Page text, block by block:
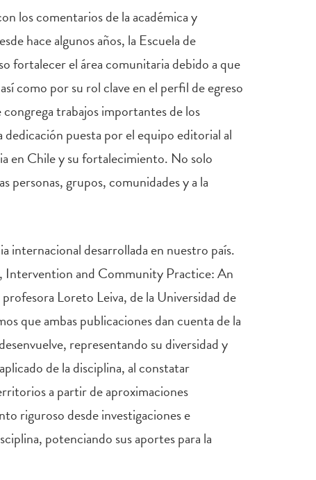
los comentarios de la académica y
hace algunos años, la Escuela de
fortalecer el área comunitaria debido a que
como por su rol clave en el perfil de egreso
trabajos importantes de los
puesta por el equipo editorial al
en Chile y su fortalecimiento. No solo
personas, grupos, comunidades y a la
desarrollada en nuestro país.
Intervention and Community Practice: An
Loreto Leiva, de la Universidad de
que ambas publicaciones dan cuenta de la
representando su diversidad y
de la disciplina, al constatar
a partir de aproximaciones
riguroso desde investigaciones e
potenciando sus aportes para la